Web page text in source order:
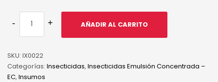
AÑADIR AL CARRITO
SKU: IX0022
Categorías: Insecticidas, Insecticidas Emulsión Concentrada –
EC, Insumos